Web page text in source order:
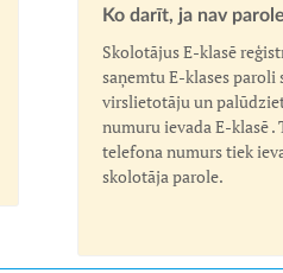
Ko darīt, ja nav
Skolotājus E-klasē
saņemtu E-klases paroli
virslietotāju un
numuru ievada E-klasē
telefona numurs tiek
skolotāja parole.